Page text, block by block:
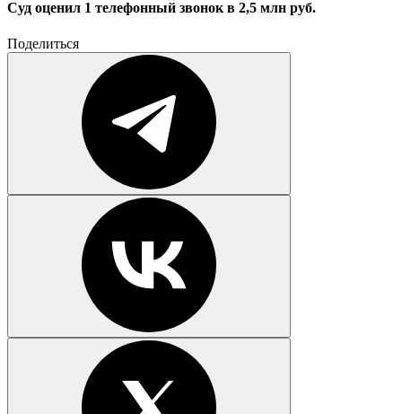
Суд оценил 1 телефонный звонок в 2,5 млн руб.
Поделиться